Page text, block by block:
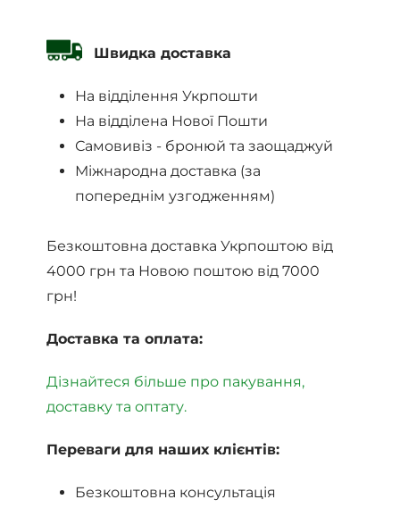
Швидка доставка
На відділення Укрпошти
На відділена Нової Пошти
Самовивіз - бронюй та заощаджуй
Міжнародна доставка (за
попереднім узгодженням)
Безкоштовна доставка Укрпоштою від
4000 грн та Новою поштою від 7000
грн!
Доставка та оплата:
Дізнайтеся більше про пакування,
доставку та оптату.
Переваги для наших клієнтів:
Безкоштовна консультація